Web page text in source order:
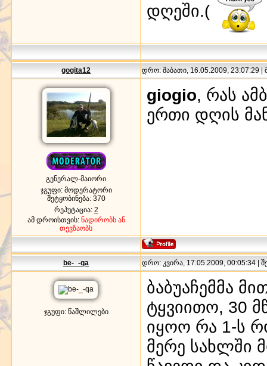
დღეში.(
gogita12 დრო: შაბათი, 16.05.2009, 23:07:29 |
გენერალ-მაიორი
ჯგუფი: მოდერატორი
შეტყობინება: 370
რეპუტაცია: 2
ამ დროისთვის: ნადირობს ან
თევზაობს
giogio, რას
ერთი დღის
be-_-qa დრო: კვირა, 17.05.2009, 00:05:34 |
ჯგუფი: წაშლილები
ბაბუაჩემმა
ტყვიითო, 30
იყოო რა 1-ს
მერე სახლში